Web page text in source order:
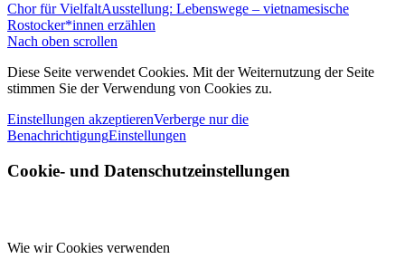
Chor für VielfaltAusstellung: Lebenswege – vietnamesische
Rostocker*innen erzählen
Nach oben scrollen
Diese Seite verwendet Cookies. Mit der Weiternutzung der Seite
stimmen Sie der Verwendung von Cookies zu.
Einstellungen akzeptierenVerberge nur die
BenachrichtigungEinstellungen
Cookie- und Datenschutzeinstellungen
Wie wir Cookies verwenden